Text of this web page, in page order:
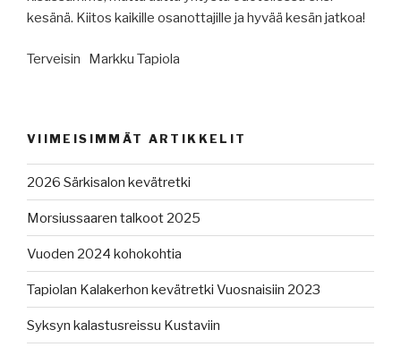
kesänä. Kiitos kaikille osanottajille ja hyvää kesän jatkoa!
Terveisin Markku Tapiola
VIIMEISIMMÄT ARTIKKELIT
2026 Särkisalon kevätretki
Morsiussaaren talkoot 2025
Vuoden 2024 kohokohtia
Tapiolan Kalakerhon kevätretki Vuosnaisiin 2023
Syksyn kalastusreissu Kustaviin